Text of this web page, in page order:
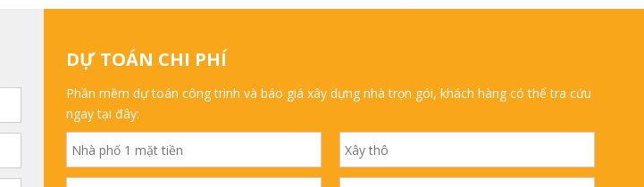
DỰ TOÁN CHI PHÍ
Phần mềm dự toán công trình và báo giá xây dựng nhà trọn gói, khách hàng có thể tra cứu
ngay tại đây: